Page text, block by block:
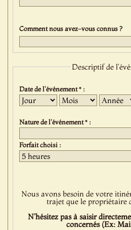
Comment nous avez-vous connus ?
Descriptif de
Date de l'événement * :
Jour Mois Année
Nature de l'événement * :
Forfait choisi :
Nous avons besoin de votre
trajet que le propriétaire
N'hésitez pas à saisir
concernés (Ex: